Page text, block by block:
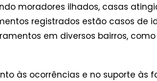
moradores ilhados, casas
registrados estão casos de
em diversos bairros, como
às ocorrências e no suporte